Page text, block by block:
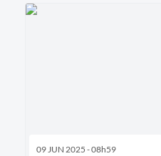
09 JUN 2025 - 08h59